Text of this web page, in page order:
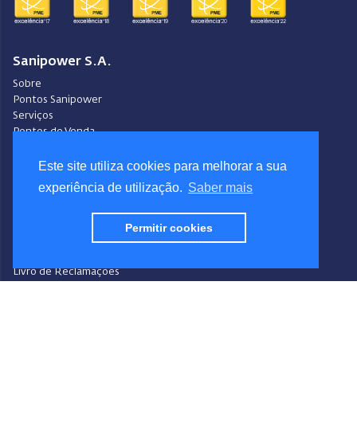
Este site utiliza cookies para melhorar a sua
experiência de utilização. Saber mais
Permitir cookies
Sanipower S.A.
Sobre
Pontos Sanipower
Serviços
Pontos de Venda
Ajuda
Política de Cookies
Livro de Reclamações